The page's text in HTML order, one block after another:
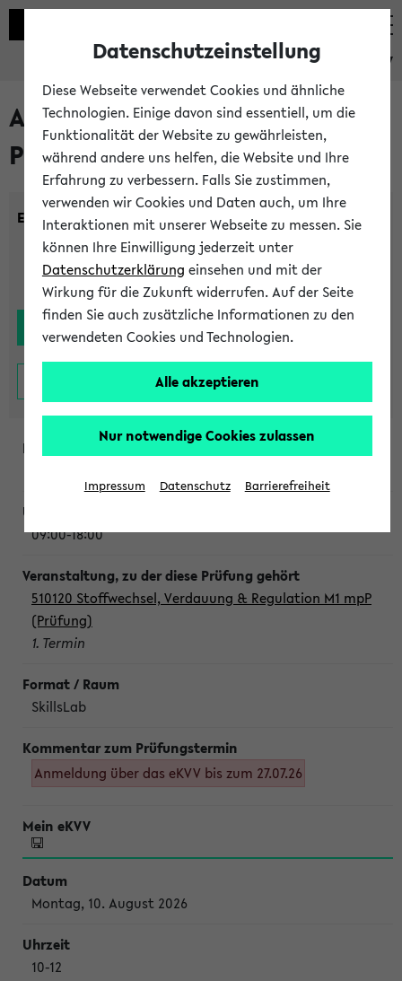
eKVV
Alle noch stattfindenden
Prüfungen
Einrichtung:
09:00-18:00
510120 Stoffwechsel, Verdauung & Regulation M1 mpP
(Prüfung)
1. Termin
SkillsLab
Anmeldung über das eKVV bis zum 27.07.26
Montag, 10. August 2026
10-12
Datenschutzeinstellung
Diese Webseite verwendet Cookies und ähnliche
Technologien. Einige davon sind essentiell, um die
Funktionalität der Website zu gewährleisten,
während andere uns helfen, die Website und Ihre
Erfahrung zu verbessern. Falls Sie zustimmen,
verwenden wir Cookies und Daten auch, um Ihre
Interaktionen mit unserer Webseite zu messen. Sie
können Ihre Einwilligung jederzeit unter
Datenschutzerklärung einsehen und mit der
Wirkung für die Zukunft widerrufen. Auf der Seite
finden Sie auch zusätzliche Informationen zu den
verwendeten Cookies und Technologien.
Alle akzeptieren
Nur notwendige Cookies zulassen
Impressum Datenschutz Barrierefreiheit